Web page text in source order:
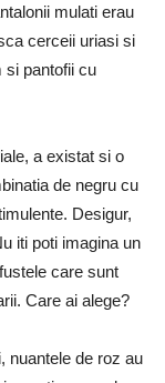
mulati erau
cerceii uriasi si
si pantofii cu
a existat si o
de negru cu
Desigur,
iti poti imagina un
care sunt
Care ai alege?
nuantele de roz au